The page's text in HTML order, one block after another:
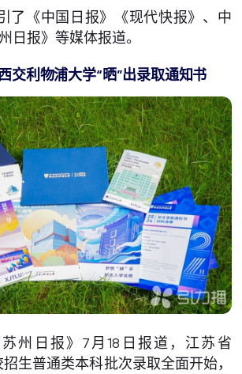
了《中国日报》《现代快报》、中
日报》等媒体报道。
交利物浦大学“晒”出录取通知书
州日报》7月18日报道，江苏省
生普通类本科批次录取全面开始，